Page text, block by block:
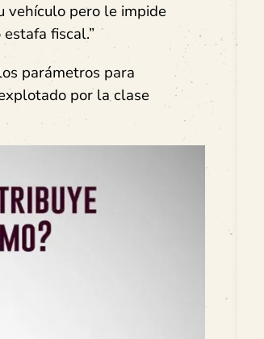
vehículo pero le impide
fiscal.”
parámetros para
por la clase